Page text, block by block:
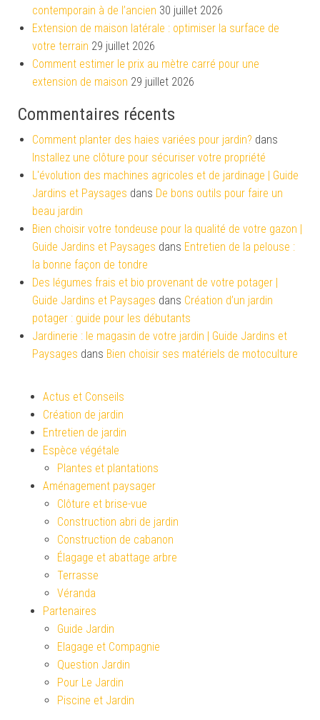
contemporain à de l’ancien 30 juillet 2026
Extension de maison latérale : optimiser la surface de
votre terrain 29 juillet 2026
Comment estimer le prix au mètre carré pour une
extension de maison 29 juillet 2026
Commentaires récents
Comment planter des haies variées pour jardin? dans
Installez une clôture pour sécuriser votre propriété
L'évolution des machines agricoles et de jardinage | Guide
Jardins et Paysages dans De bons outils pour faire un
beau jardin
Bien choisir votre tondeuse pour la qualité de votre gazon |
Guide Jardins et Paysages dans Entretien de la pelouse :
la bonne façon de tondre
Des légumes frais et bio provenant de votre potager |
Guide Jardins et Paysages dans Création d’un jardin
potager : guide pour les débutants
Jardinerie : le magasin de votre jardin | Guide Jardins et
Paysages dans Bien choisir ses matériels de motoculture
Actus et Conseils
Création de jardin
Entretien de jardin
Espèce végétale
Plantes et plantations
Aménagement paysager
Clôture et brise-vue
Construction abri de jardin
Construction de cabanon
Élagage et abattage arbre
Terrasse
Véranda
Partenaires
Guide Jardin
Elagage et Compagnie
Question Jardin
Pour Le Jardin
Piscine et Jardin